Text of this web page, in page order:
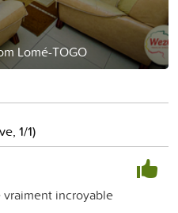
Lomé-TOGO
1/1)
incroyable